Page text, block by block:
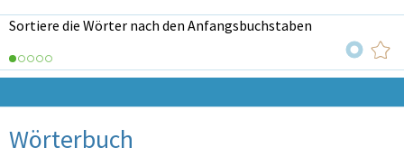
Sortiere die Wörter nach den Anfangsbuchstaben
Wörterbuch